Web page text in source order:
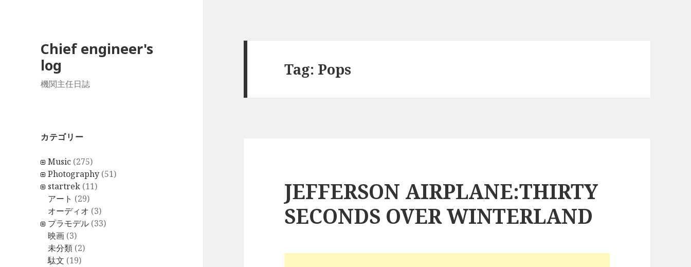
Chief engineer's
log
機関主任日誌
カテゴリー
Music (275)
Photography (51)
startrek (11)
アート (29)
オーディオ (3)
プラモデル (33)
映画 (3)
未分類 (2)
駄文 (19)
Tag: Pops
JEFFERSON AIRPLANE:THIRTY
SECONDS OVER WINTERLAND